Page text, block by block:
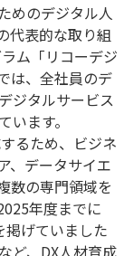
めのデジタル人
代表的な取り組
ム「リコーデジ
は、全社員のデ
ジタルサービス
ます。
るため、ビジネ
、データサイエ
数の専門領域を
年度までに
掲げていました
、 DX人材育成